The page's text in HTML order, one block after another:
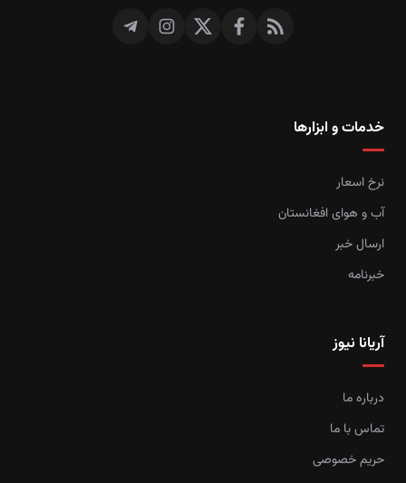
خدمات و ابزارها
نرخ اسعار
آب و هوای افغانستان
ارسال خبر
خبرنامه
آریانا نیوز
درباره ما
تماس با ما
حریم خصوصی